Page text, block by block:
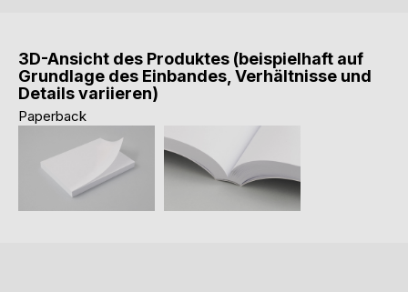
3D-Ansicht des Produktes (beispielhaft auf
Grundlage des Einbandes, Verhältnisse und
Details variieren)
Paperback